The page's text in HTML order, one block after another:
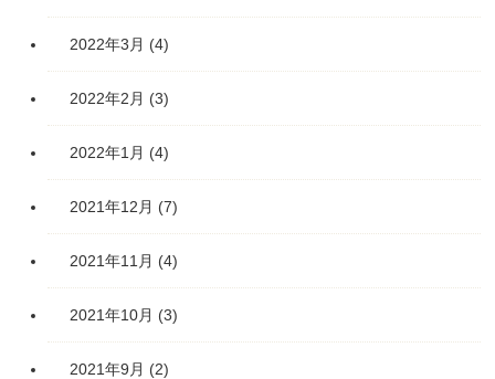
2022年3月 (4)
2022年2月 (3)
2022年1月 (4)
2021年12月 (7)
2021年11月 (4)
2021年10月 (3)
2021年9月 (2)